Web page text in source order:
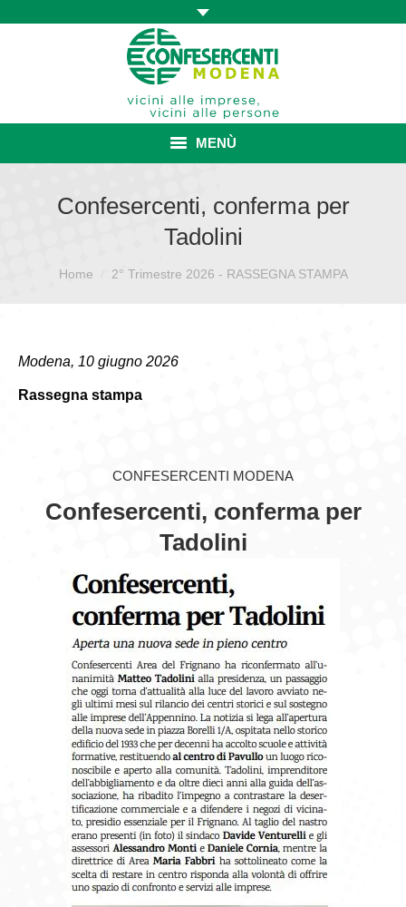
MENÙ
ASSOCIAZIONE
ISCRIZIONE E VANTAGGI
CATEGORIE SINDACALI
SERVIZI
COMUNICATI E NEWS
CONTATTI
Confesercenti, conferma per
Tadolini
Sei qui:Home 2° Trimestre 2026 - RASSEGNA STAMPA
Modena, 10 giugno 2026
Rassegna stampa
CONFESERCENTI MODENA
Confesercenti, conferma per
Tadolini